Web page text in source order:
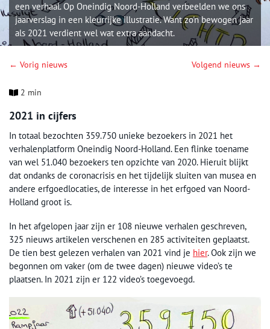
een verhaal. Op Oneindig Noord-Holland verbeelden we ons
jaarverslag in een kleurrijke illustratie. Want zo'n bewogen jaar
als 2021 verdient wel wat extra aandacht.
← Vorig nieuws Volgend nieuws →
2 min
2021 in cijfers
In totaal bezochten 359.750 unieke bezoekers in 2021 het
verhalenplatform Oneindig Noord-Holland. Een flinke toename
van wel 51.040 bezoekers ten opzichte van 2020. Hieruit blijkt
dat ondanks de coronacrisis en het tijdelijk sluiten van musea en
andere erfgoedlocaties, de interesse in het erfgoed van Noord-
Holland groot is.
In het afgelopen jaar zijn er 108 nieuwe verhalen geschreven,
325 nieuws artikelen verschenen en 285 activiteiten geplaatst.
De tien best gelezen verhalen van 2021 vind je hier. Ook zijn we
begonnen om vaker (om de twee dagen) nieuwe video’s te
plaatsen. In 2021 zijn er 122 video’s toegevoegd.